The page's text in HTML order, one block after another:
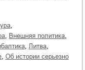
внешняя политика
Литва
об истории серьезно